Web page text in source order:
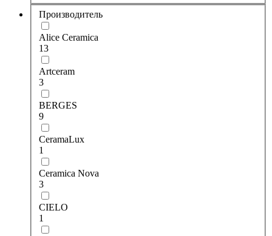
Производитель
Alice Ceramica
13
Artceram
3
BERGES
9
CeramaLux
1
Ceramica Nova
3
CIELO
1